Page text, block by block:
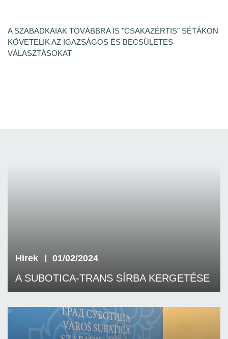
A SZABADKAIAK TOVÁBBRA IS "CSAKAZÉRTIS" SÉTÁKON
KÖVETELIK AZ IGAZSÁGOS ÉS BECSÜLETES
VÁLASZTÁSOKAT
Hirek 01/02/2024
A SUBOTICA-TRANS SÍRBA KERGETÉSE